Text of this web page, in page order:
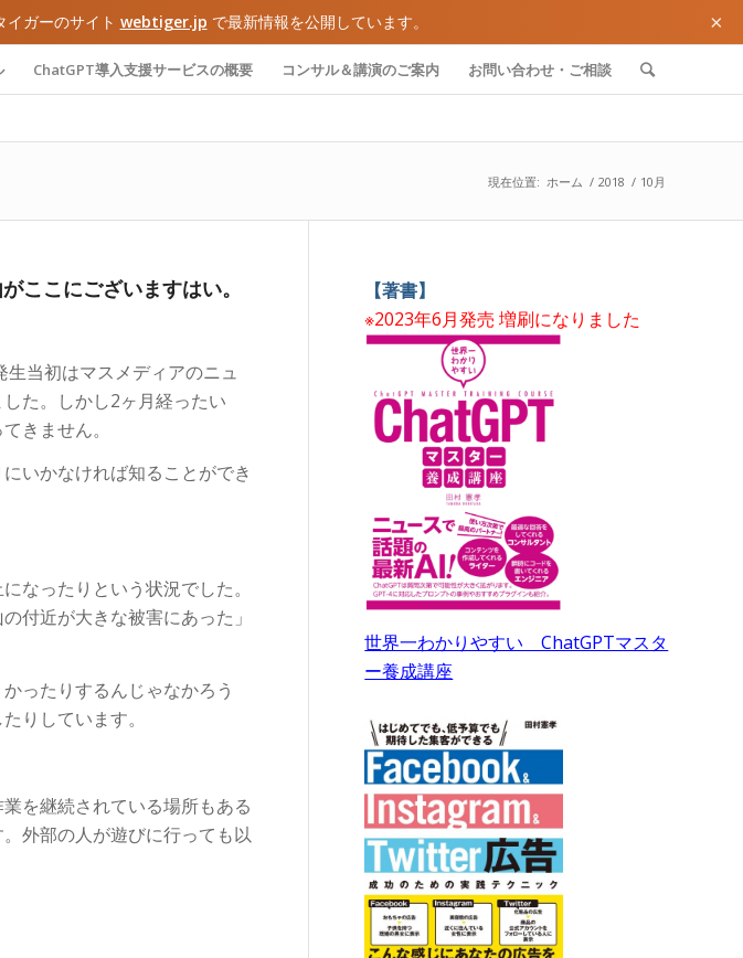
ガーのサイト webtiger.jp で最新情報を公開しています。 ×
ChatGPT導入支援サービスの概要 コンサル＆講演のご案内 お問い合わせ・ご相談
現在位置: ホーム / 2018 / 10月
こにございますはい。
当初はマスメディアのニュ
た。しかし2ヶ月経ったい
きません。
いかなければ知ることができ
なったりという状況でした。
付近が大きな被害にあった」
ったりするんじゃなかろう
りしています。
を継続されている場所もある
外部の人が遊びに行っても以
【著書】
※2023年6月発売 増刷になりました
世界一わかりやすい ChatGPTマスタ
ー養成講座